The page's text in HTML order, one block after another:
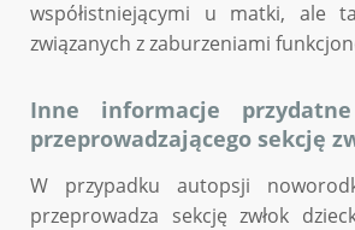
współistniejącymi u matki, ale
związanych z zaburzeniami
Inne informacje
przeprowadzającego sekcję
W przypadku autopsji
przeprowadza sekcję zwłok